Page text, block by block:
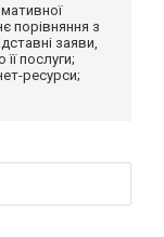
порівняння з
заяви,
послуги;
ресурси;